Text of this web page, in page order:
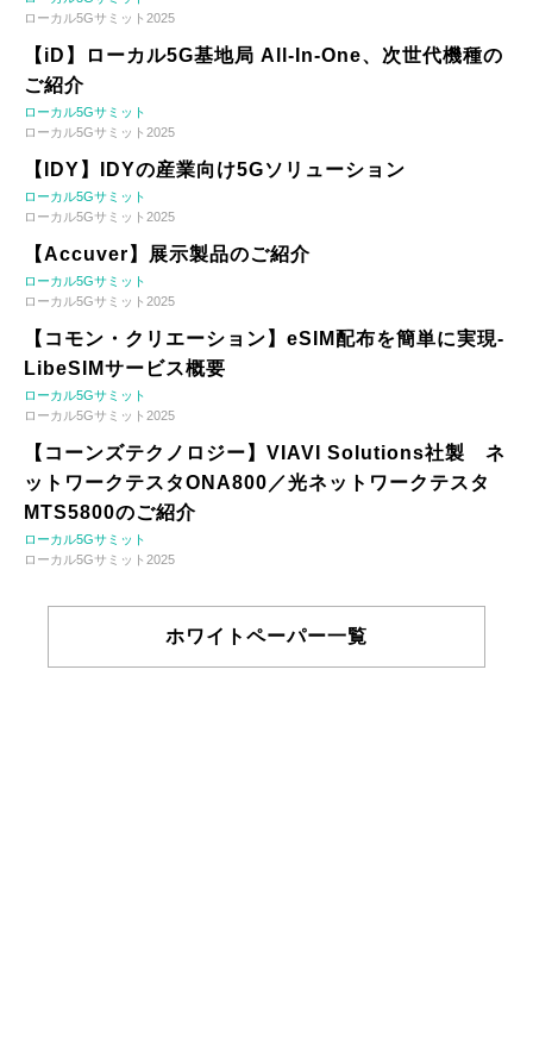
ローカル5Gサミット2025
【iD】ローカル5G基地局 All-In-One、次世代機種の
ご紹介
ローカル5Gサミット
ローカル5Gサミット2025
【IDY】IDYの産業向け5Gソリューション
ローカル5Gサミット
ローカル5Gサミット2025
【Accuver】展示製品のご紹介
ローカル5Gサミット
ローカル5Gサミット2025
【コモン・クリエーション】eSIM配布を簡単に実現-
LibeSIMサービス概要
ローカル5Gサミット
ローカル5Gサミット2025
【コーンズテクノロジー】VIAVI Solutions社製 ネ
ットワークテスタONA800／光ネットワークテスタ
MTS5800のご紹介
ローカル5Gサミット
ローカル5Gサミット2025
ホワイトペーパー一覧